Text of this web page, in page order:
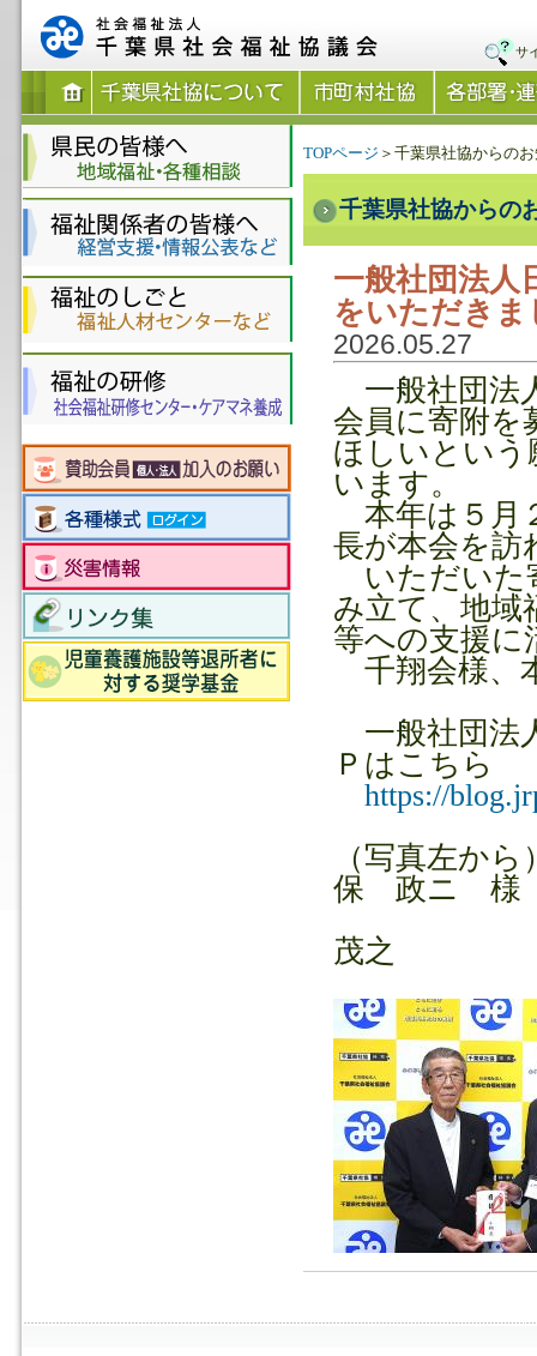
サ
TOPページ ＞千葉県社協からの
千葉県社協からの
一般社団法
をいただきま
2026.05.27
一般社団法
会員に寄附を
ほしいという
います。
本年は５月
長が本会を訪
いただいた
み立て、地域
等への支援に
千翔会様、
一般社団法
Ｐはこちら
https://
（写真左か
保 政ニ 様
茂之